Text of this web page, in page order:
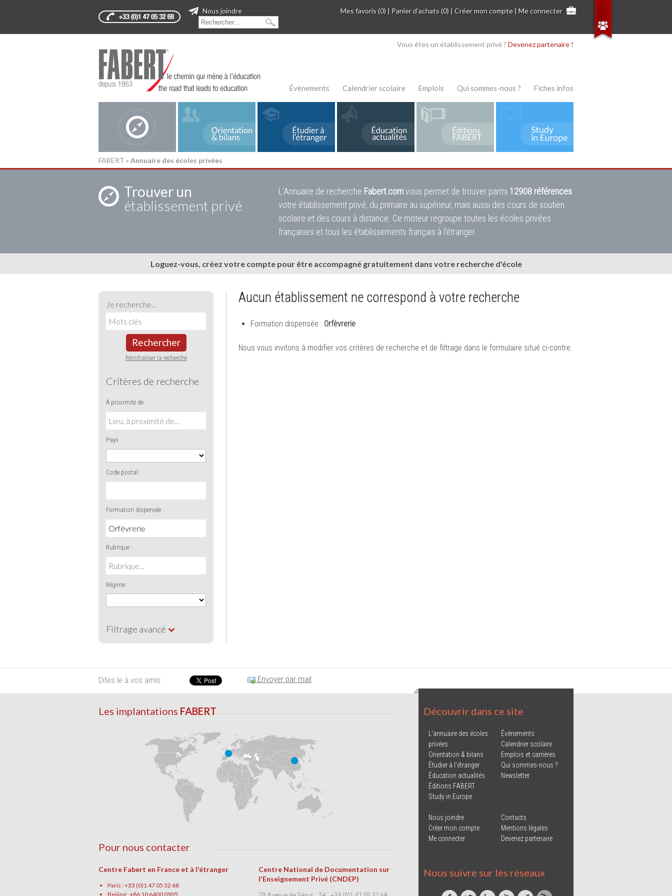
Mes favoris (0) | Panier d'achats (0) |Créer mon compte |Me connecter
Nous joindre
Vous êtes un établissement privé ? Devenez partenaire !
Évènements Calendrier scolaire Emplois Qui sommes-nous ? Fiches infos
FABERT » Annuaire des écoles privées
Trouver un
établissement privé
L'Annuaire de recherche Fabert.comvous permet de trouver parmi 12908 références
votre établissement privé, du primaire au supérieur, mais aussi des cours de soutien
scolaire et des cours à distance. Ce moteur regroupe toutes les écoles privées
françaises et tous les établissements français à l'étranger.
Loguez-vous, créez votre compte pour être accompagné gratuitement dans votre recherche d'école
Je recherche...
Rechercher
Réinitialiser la recherche
Critères de recherche
À proximité de :
Pays :
Code postal :
Formation dispensée :
Rubrique :
Régime :
Filtrage avancé
Aucun établissement ne correspond à votre recherche
Formation dispensée : Orfèvrerie
Nous vous invitons à modifier vos critères de recherche et de filtrage dans le formulaire situé ci-contre.
Dites le à vos amis : Envoyer par mail
Les implantations FABERT
Pour nous contacter
Centre Fabert en France et à l'étranger
Paris : +33 (0)1 47 05 32 68
Beijing : +86 10 6400 0905
Centre National de Documentation sur
l'Enseignement Privé (CNDEP)
Découvrir dans ce site
L'annuaire des écoles
privées
Orientation & bilans
Étudier à l'étranger
Éducation actualités
Éditions FABERT
Study in Europe
Évènements
Calendrier scolaire
Emplois et carrières
Qui sommes-nous ?
Newsletter
Nous joindre
Créer mon compte
Me connecter
Contacts
Mentions légales
Devenez partenaire
Nous suivre sur les réseaux